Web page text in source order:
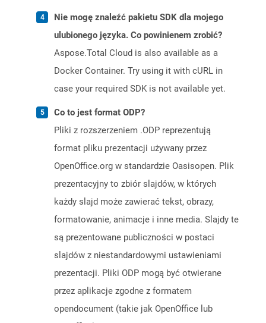
Nie mogę znaleźć pakietu SDK dla mojego
ulubionego języka. Co powinienem zrobić?
Aspose.Total Cloud is also available as a
Docker Container. Try using it with cURL in
case your required SDK is not available yet.
Co to jest format ODP?
Pliki z rozszerzeniem .ODP reprezentują
format pliku prezentacji używany przez
OpenOffice.org w standardzie Oasisopen. Plik
prezentacyjny to zbiór slajdów, w których
każdy slajd może zawierać tekst, obrazy,
formatowanie, animacje i inne media. Slajdy te
są prezentowane publiczności w postaci
slajdów z niestandardowymi ustawieniami
prezentacji. Pliki ODP mogą być otwierane
przez aplikacje zgodne z formatem
opendocument (takie jak OpenOffice lub